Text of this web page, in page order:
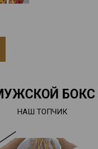
БОКС
НАШ ТОПЧИК